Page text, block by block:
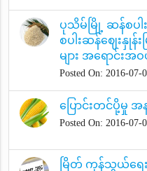
ပုသိမ်မြို့ ဆန်စပ
စပါးဆန်ဈေးနှုန်
များ အရောင်း
Posted On: 2016-07-
ပြောင်းတင်ပို့မှု
Posted On: 2016-07-
မြိတ် ကုန်သွယ်ရေ